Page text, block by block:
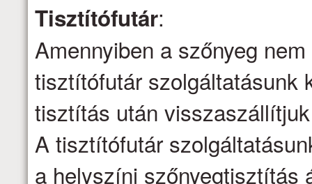
Tisztítófutár:
Amennyiben a szőnyeg
tisztítófutár szolgáltatásunk
tisztítás után
A tisztítófutár
a helyszíni szőnyegtisztítás